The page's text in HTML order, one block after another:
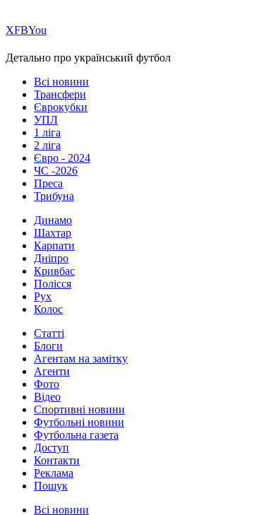
ХFBYou
Детально про український футбол
Всі новини
Трансфери
Єврокубки
УПЛ
1 ліга
2 ліга
Євро - 2024
ЧС -2026
Преса
Трибуна
Динамо
Шахтар
Карпати
Дніпро
Кривбас
Полісся
Рух
Колос
Статті
Блоги
Агентам на замітку
Агенти
Фото
Відео
Спортивні новини
Футбольні новини
Футбольна газета
Доступ
Контакти
Реклама
Пошук
Всі новини